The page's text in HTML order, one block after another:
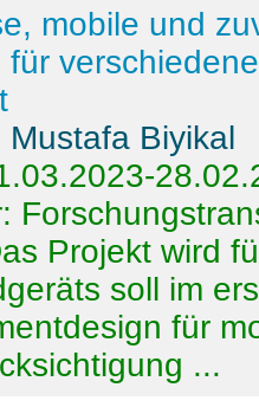
mobile und
für
Mustafa Biyikal
Projekt wird
soll im
für
...